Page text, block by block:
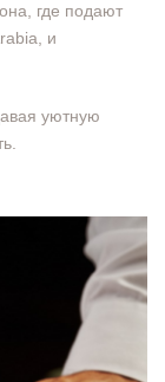
где подают
и
уютную